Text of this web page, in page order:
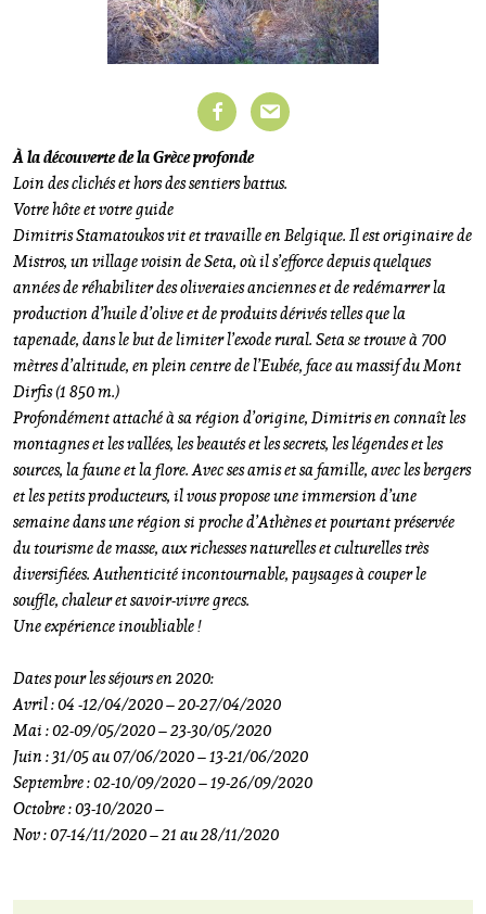
À la découverte de la Grèce profonde
Loin des clichés et hors des sentiers battus.
Votre hôte et votre guide
Dimitris Stamatoukos vit et travaille en Belgique. Il est originaire de
Mistros, un village voisin de Seta, où il s’efforce depuis quelques
années de réhabiliter des oliveraies anciennes et de redémarrer la
production d’huile d’olive et de produits dérivés telles que la
tapenade, dans le but de limiter l’exode rural. Seta se trouve à 700
mètres d’altitude, en plein centre de l’Eubée, face au massif du Mont
Dirfis (1 850 m.)
Profondément attaché à sa région d’origine, Dimitris en connaît les
montagnes et les vallées, les beautés et les secrets, les légendes et les
sources, la faune et la flore. Avec ses amis et sa famille, avec les bergers
et les petits producteurs, il vous propose une immersion d’une
semaine dans une région si proche d’Athènes et pourtant préservée
du tourisme de masse, aux richesses naturelles et culturelles très
diversifiées. Authenticité incontournable, paysages à couper le
souffle, chaleur et savoir-vivre grecs.
Une expérience inoubliable !
Dates pour les séjours en 2020:
Avril : 04 -12/04/2020 – 20-27/04/2020
Mai : 02-09/05/2020 – 23-30/05/2020
Juin : 31/05 au 07/06/2020 – 13-21/06/2020
Septembre : 02-10/09/2020 – 19-26/09/2020
Octobre : 03-10/2020 –
Nov : 07-14/11/2020 – 21 au 28/11/2020